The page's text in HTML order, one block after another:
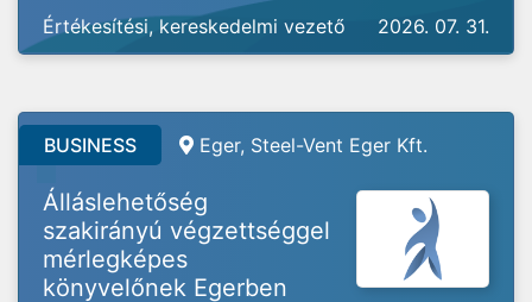
Értékesítési, kereskedelmi vezető 2026. 07. 31.
BUSINESS Eger, Steel-Vent Eger Kft.
Álláslehetőség
szakirányú végzettséggel
mérlegképes
könyvelőnek Egerben